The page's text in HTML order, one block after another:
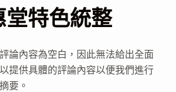
堂特色統整
論內容為空白，因此無法給出全面
提供具體的評論內容以便我們進行
要。